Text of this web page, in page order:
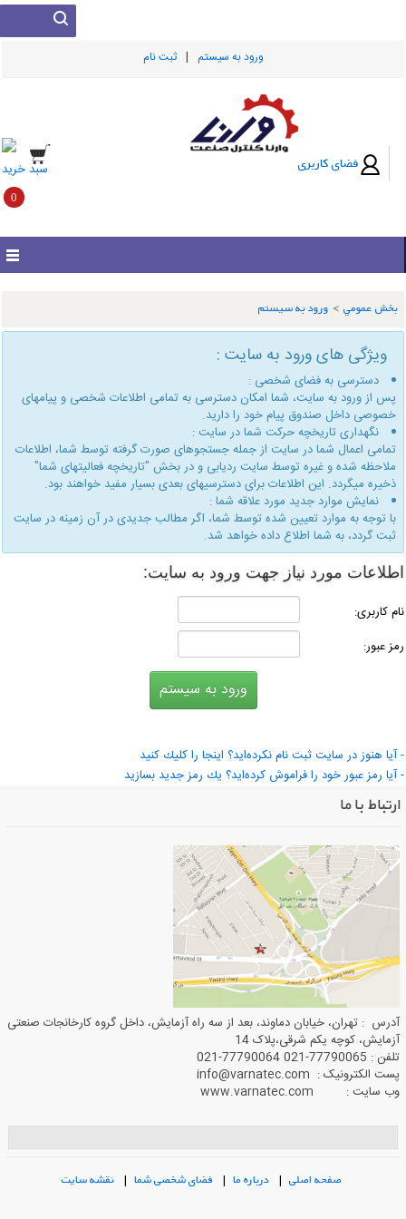
ورود به سيستم| ثبت نام
فضای کاربری سبد خرید
0
بخش عمومي> ورود به سیستم
ویژگی های ورود به سایت :
دسترسی به فضای شخصی :
پس از ورود به سایت، شما امكان دسترسی به تمامی اطلاعات شخصی و پیامهای
خصوصی داخل صندوق پیام خود را دارید.
نگهداری تاریخچه حركت شما در سایت :
تمامی اعمال شما در سایت از جمله جستجوهای صورت گرفته توسط شما، اطلاعات
ملاحظه شده و غیره توسط سایت ردیابی و در بخش "تاریخچه فعالیتهای شما"
ذخیره میگردد. این اطلاعات برای دسترسیهای بعدی بسیار مفید خواهند بود.
نمایش موارد جدید مورد علاقه شما :
با توجه به موارد تعیین شده توسط شما، اگر مطالب جدیدی در آن زمینه در سایت
ثبت گردد، به شما اطلاع داده خواهد شد.
اطلاعات مورد نیاز جهت ورود به سایت:
نام كاربری:
رمز عبور:
- آیا هنوز در سایت ثبت نام نكرده‌اید؟ اینجا را كلیك كنید
- آیا رمز عبور خود را فراموش كرده‌اید؟ یك رمز جدید بسازید
ارتباط با ما
آدرس : تهران، خیابان دماوند، بعد از سه راه آزمایش، داخل گروه کارخانجات صنعتی
آزمایش، کوچه یکم شرقی،پلاک 14
تلفن : 77790065-021 77790064-021
پست الکترونیک : info@varnatec.com
وب سایت : www.varnatec.com
صفحه اصلی| درباره ما| فضای شخصی شما| نقشه سایت